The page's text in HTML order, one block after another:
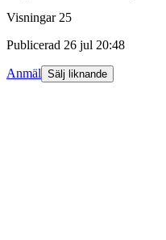
Visningar 25
Publicerad 26 jul 20:48
Anmäl Sälj liknande